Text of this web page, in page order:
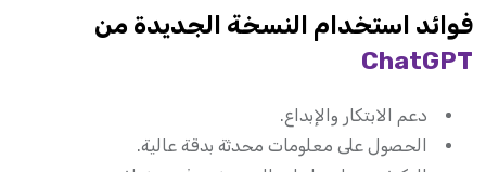
فوائد استخدام النسخة الجديدة من
ChatGPT
دعم الابتكار والإبداع.
الحصول على معلومات محدثة بدقة عالية.